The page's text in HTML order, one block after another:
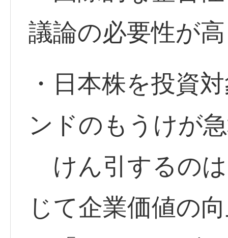
議論の必要性が
・日本株を投資
ンドのもうけが
けん引するの
じて企業価値の